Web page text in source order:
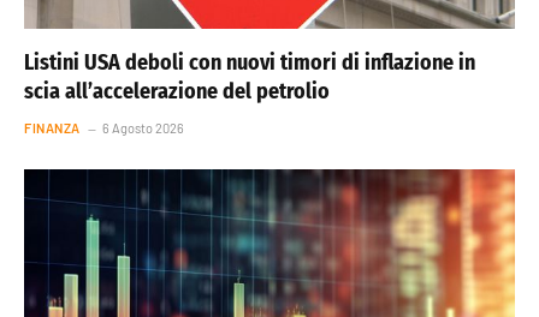
Listini USA deboli con nuovi timori di inflazione in
scia all’accelerazione del petrolio
FINANZA 6 Agosto 2026